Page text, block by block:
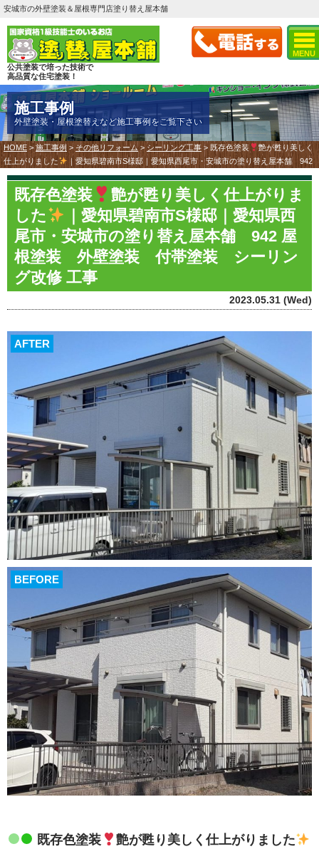
MENU
安城市の外壁塗装＆屋根専門店塗り替え屋本舗
公共塗装で培った技術で
高品質な住宅塗装！
施工事例
外壁塗装・屋根塗替えなど施工事例をご覧下さい
HOME >施工事例 > その他リフォーム > シーリング工事 > 既存色塗装
艶が甦り美しく
仕上がりました
｜愛知県碧南市S様邸｜愛知県西尾市・安城市の塗り替え屋本舗 942
既存色塗装
艶が甦り美しく仕上がりま
した
｜愛知県碧南市S様邸｜愛知県西
尾市・安城市の塗り替え屋本舗 942 屋
根塗装 外壁塗装 付帯塗装 シーリン
グ改修 工事
2023.05.31 (Wed)
AFTER
BEFORE
既存色塗装
艶が甦り美しく仕上がりました